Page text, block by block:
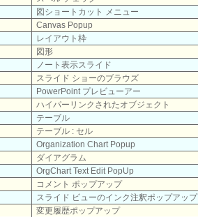
図ショートカット メニュー
Canvas Popup
レイアウト枠
図形
ノート表示スライド
スライド ショーのブラウズ
PowerPoint プレビューアー
ハイパーリンクされたオブジェクト
テーブル
テーブル : セル
Organization Chart Popup
ダイアグラム
OrgChart Text Edit PopUp
コメント ポップアップ
スライド ビューのインク注釈ポップアップ
変更履歴ポップアップ